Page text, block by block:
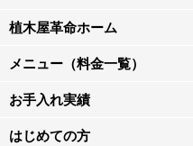
植木屋革命ホーム
メニュー（料金一覧）
お手入れ実績
はじめての方